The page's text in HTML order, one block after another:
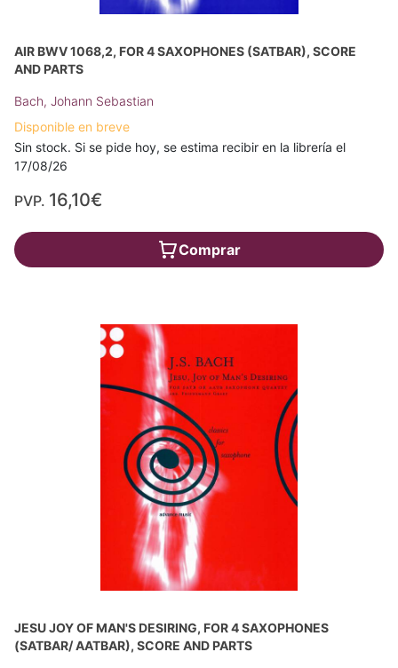
AIR BWV 1068,2, FOR 4 SAXOPHONES (SATBAR), SCORE
AND PARTS
Bach, Johann Sebastian
Disponible en breve
Sin stock. Si se pide hoy, se estima recibir en la librería el
17/08/26
PVP. 16,10€
Comprar
JESU JOY OF MAN'S DESIRING, FOR 4 SAXOPHONES
(SATBAR/ AATBAR), SCORE AND PARTS